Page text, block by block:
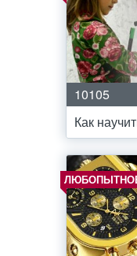
10105
Как